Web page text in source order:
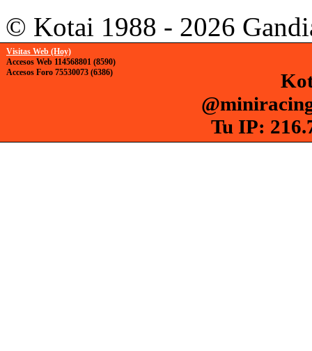
© Kotai 1988 - 2026
Visitas Web (Hoy)
Accesos Web 114568801 (8590)
Accesos Foro 75530073 (6386)
Tu IP: